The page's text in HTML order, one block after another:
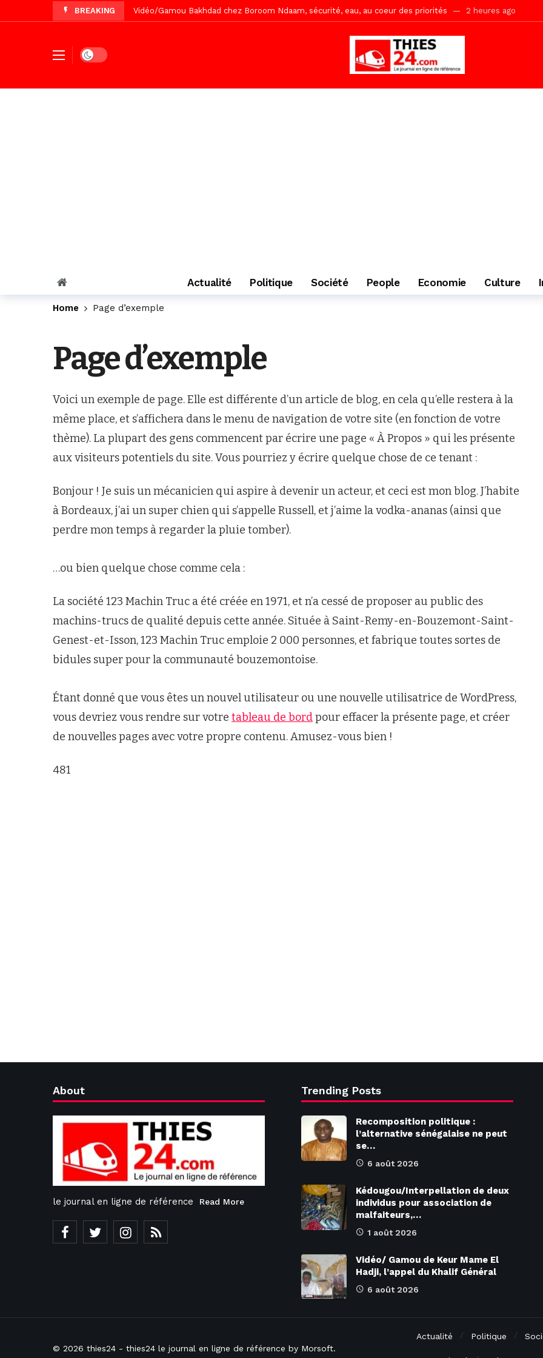
BREAKING Vidéo/Gamou Bakhdad chez Boroom Ndaam, sécurité, eau, au coeur des priorités 2 heures ago
Vidéo/Chérif Nehma Aïdara Diamaguène Nimzath Thiès, mesures annoncées pour une réussite
Tivaouane/L’hôpital Seydi El Hadji Malick Sy reçoit ses premiers malades lundi 10 Août
Recomposition politique : l’alternative sénégalaise ne peut se réduire au seul libéralisme (Lamine Diouck
Dark mode
Actualité Politique Société People Economie Culture
Home Page d’exemple
Page d’exemple
Voici un exemple de page. Elle est différente d’un article de blog, en cela qu’elle restera à la
même place, et s’affichera dans le menu de navigation de votre site (en fonction de votre
thème). La plupart des gens commencent par écrire une page « À Propos » qui les présente
aux visiteurs potentiels du site. Vous pourriez y écrire quelque chose de ce tenant :
Bonjour ! Je suis un mécanicien qui aspire à devenir un acteur, et ceci est mon blog. J’habite
à Bordeaux, j’ai un super chien qui s’appelle Russell, et j’aime la vodka-ananas (ainsi que
perdre mon temps à regarder la pluie tomber).
…ou bien quelque chose comme cela :
La société 123 Machin Truc a été créée en 1971, et n’a cessé de proposer au public des
machins-trucs de qualité depuis cette année. Située à Saint-Remy-en-Bouzemont-Saint-
Genest-et-Isson, 123 Machin Truc emploie 2 000 personnes, et fabrique toutes sortes de
bidules super pour la communauté bouzemontoise.
Étant donné que vous êtes un nouvel utilisateur ou une nouvelle utilisatrice de WordPress,
vous devriez vous rendre sur votre tableau de bordpour effacer la présente page, et créer
de nouvelles pages avec votre propre contenu. Amusez-vous bien !
481
About
le journal en ligne de référence Read More
Trending Posts
Recomposition politique :
l’alternative sénégalaise ne peut
se…
6 août 2026
Kédougou/Interpellation de deux
individus pour association de
malfaiteurs,…
1 août 2026
Vidéo/ Gamou de Keur Mame El
Hadji, l’appel du Khalif Général
6 août 2026
© 2026 thies24 - thies24 le journal en ligne de référence by Morsoft.
Actualité Politique